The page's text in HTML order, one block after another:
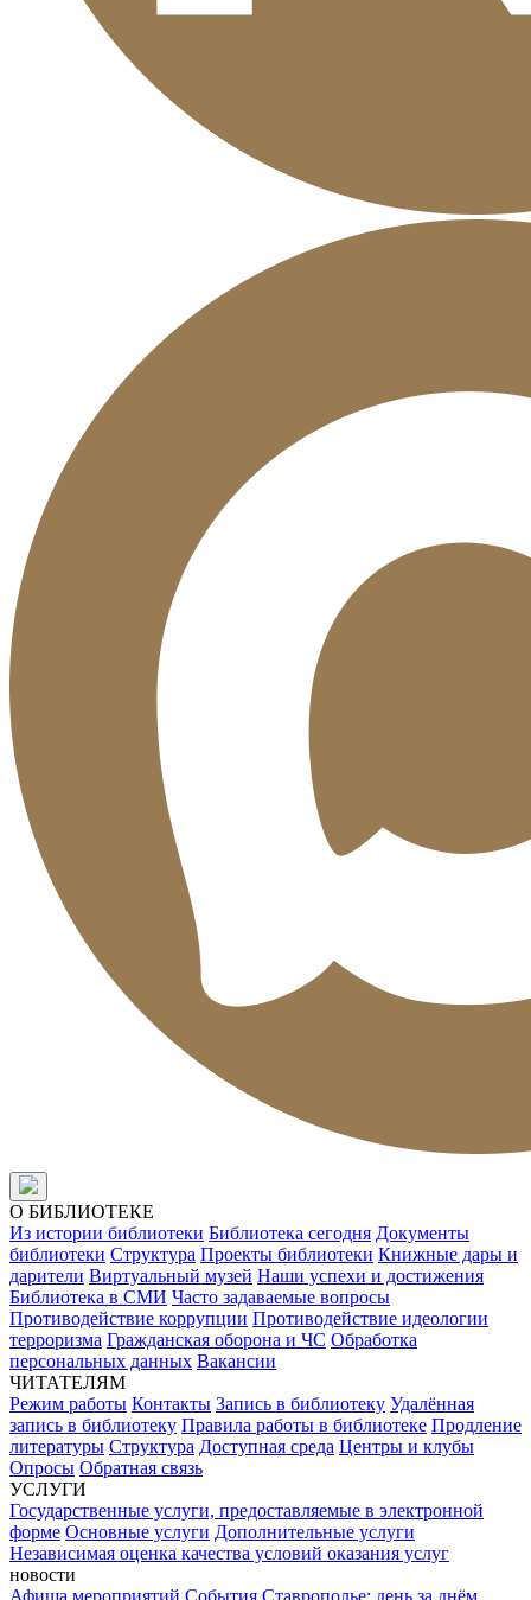
О БИБЛИОТЕКЕ
Из истории библиотеки Библиотека сегодня Документы
библиотеки Структура Проекты библиотеки Книжные дары и
дарители Виртуальный музей Наши успехи и достижения
Библиотека в СМИ Часто задаваемые вопросы
Противодействие коррупции Противодействие идеологии
терроризма Гражданская оборона и ЧС Обработка
персональных данных Вакансии
ЧИТАТЕЛЯМ
Режим работы Контакты Запись в библиотеку Удалённая
запись в библиотеку Правила работы в библиотеке Продление
литературы Структура Доступная среда Центры и клубы
Опросы Обратная связь
УСЛУГИ
Государственные услуги, предоставляемые в электронной
форме Основные услуги Дополнительные услуги
Независимая оценка качества условий оказания услуг
новости
Афиша мероприятий События Ставрополье: день за днём